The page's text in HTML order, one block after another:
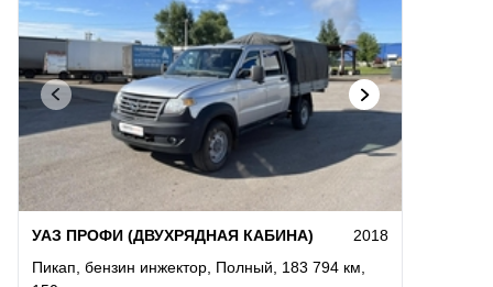
УАЗ ПРОФИ (ДВУХРЯДНАЯ КАБИНА)
2018
Пикап, бензин инжектор, Полный, 183 794 км,